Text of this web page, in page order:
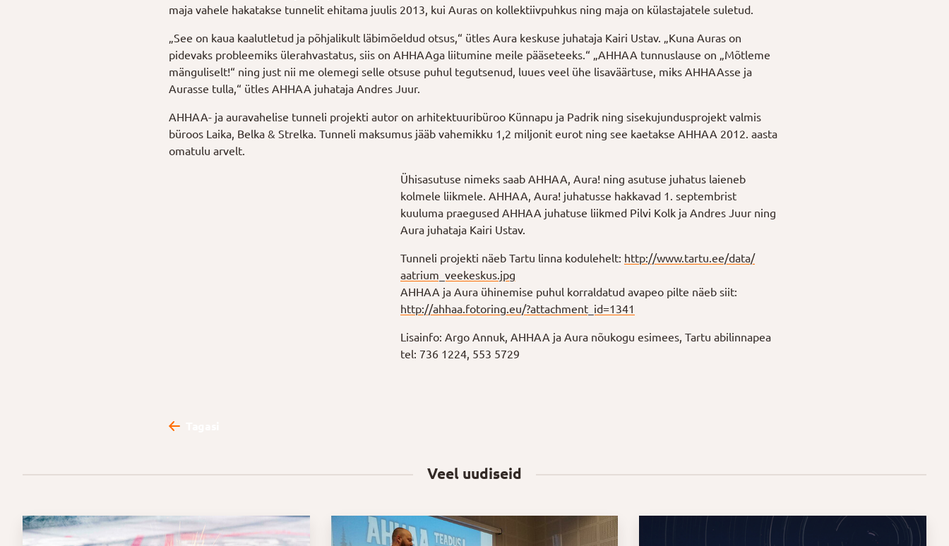
maja vahele hakatakse tunnelit ehitama juulis 2013, kui Auras on kollektiivpuhkus ning maja on külastajatele suletud.
„See on kaua kaalutletud ja põhjalikult läbimõeldud otsus,“ ütles Aura keskuse juhataja Kairi Ustav. „Kuna Auras on
pidevaks probleemiks ülerahvastatus, siis on AHHAAga liitumine meile pääseteeks.“ „AHHAA tunnuslause on „Mõtleme
mänguliselt!“ ning just nii me olemegi selle otsuse puhul tegutsenud, luues veel ühe lisaväärtuse, miks AHHAAsse ja
Aurasse tulla,“ ütles AHHAA juhataja Andres Juur.
AHHAA- ja auravahelise tunneli projekti autor on arhitektuuribüroo Künnapu ja Padrik ning sisekujundusprojekt valmis
büroos Laika, Belka & Strelka. Tunneli maksumus jääb vahemikku 1,2 miljonit eurot ning see kaetakse AHHAA 2012. aasta
omatulu arvelt.
Ühisasutuse nimeks saab AHHAA, Aura! ning asutuse juhatus laieneb
kolmele liikmele. AHHAA, Aura! juhatusse hakkavad 1. septembrist
kuuluma praegused AHHAA juhatuse liikmed Pilvi Kolk ja Andres Juur ning
Aura juhataja Kairi Ustav.
Tunneli projekti näeb Tartu linna kodulehelt: http://www.tartu.ee/data/
aatrium_veekeskus.jpg
AHHAA ja Aura ühinemise puhul korraldatud avapeo pilte näeb siit:
http://ahhaa.fotoring.eu/?attachment_id=1341
Lisainfo: Argo Annuk, AHHAA ja Aura nõukogu esimees, Tartu abilinnapea
tel: 736 1224, 553 5729
Veel uudiseid